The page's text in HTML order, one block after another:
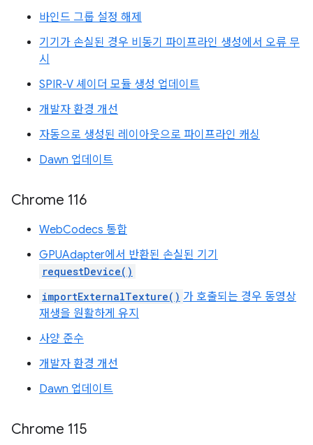
바인드 그룹 설정 해제
기기가 손실된 경우 비동기 파이프라인 생성에서 오류 무
시
SPIR-V 셰이더 모듈 생성 업데이트
개발자 환경 개선
자동으로 생성된 레이아웃으로 파이프라인 캐싱
Dawn 업데이트
Chrome 116
WebCodecs 통합
GPUAdapter에서 반환된 손실된 기기
requestDevice()
importExternalTexture() 가 호출되는 경우 동영상
재생을 원활하게 유지
사양 준수
개발자 환경 개선
Dawn 업데이트
Chrome 115